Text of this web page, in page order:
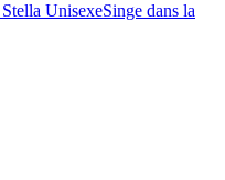
UnisexeSinge dans la